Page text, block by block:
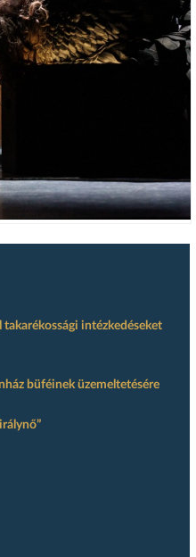
intézkedéseket
büféinek üzemeltetésére